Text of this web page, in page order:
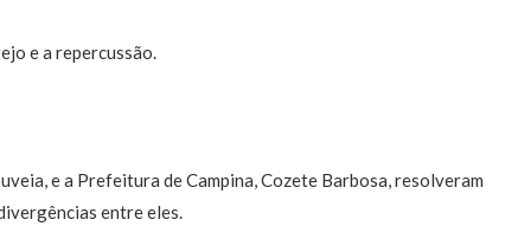
e a repercussão.
e a Prefeitura de Campina, Cozete Barbosa, resolveram
entre eles.